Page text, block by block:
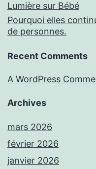
Lumière sur Bébé
Pourquoi elles
de personnes.
Recent Comments
A WordPress
Archives
mars 2026
février 2026
janvier 2026